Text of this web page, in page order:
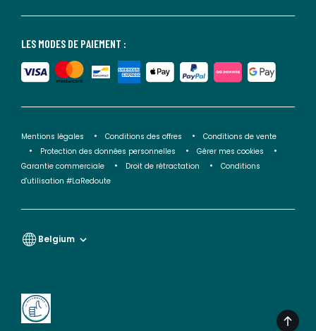
LES MODES DE PAIEMENT :
Mentions légales Conditions des offres
Conditions de vente
Protection des données personnelles
Gérer mes cookies
Garantie commerciale
Droit de rétractation
Conditions
d'utilisation #LaRedoute
Belgium